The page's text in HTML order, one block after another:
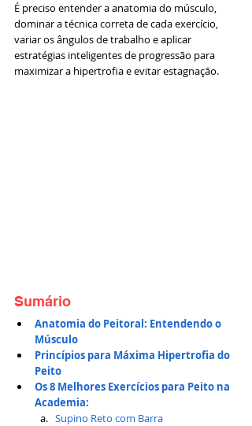
É preciso entender a anatomia do músculo,
dominar a técnica correta de cada exercício,
variar os ângulos de trabalho e aplicar
estratégias inteligentes de progressão para
maximizar a hipertrofia e evitar estagnação.
Sumário
Anatomia do Peitoral: Entendendo o
Músculo
Princípios para Máxima Hipertrofia do
Peito
Os 8 Melhores Exercícios para Peito na
Academia:
Supino Reto com Barra